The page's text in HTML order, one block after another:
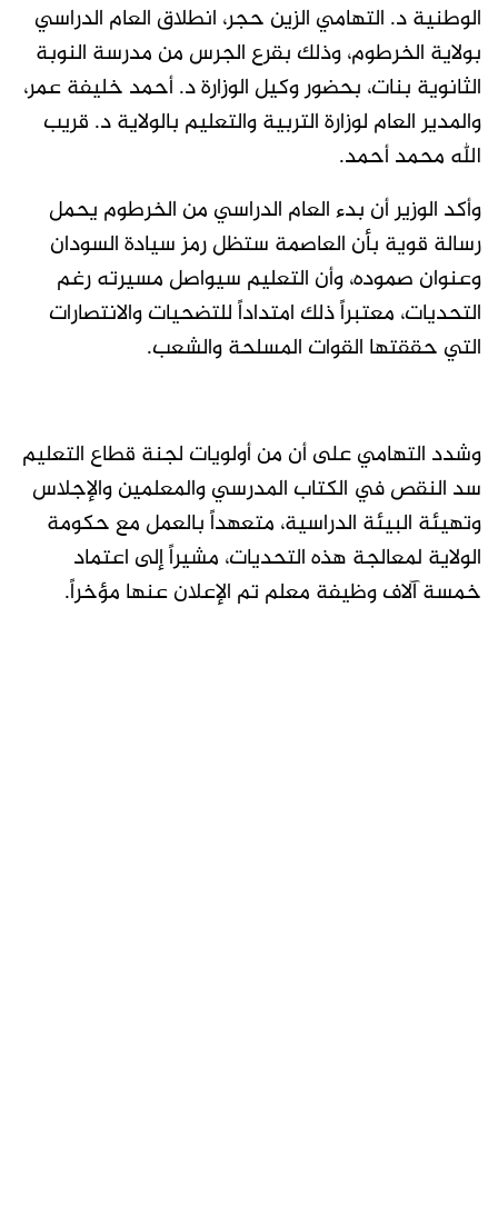
الوطنية د. التهامي الزين حجر، انطلاق العام الدراسي
بولاية الخرطوم، وذلك بقرع الجرس من مدرسة النوبة
الثانوية بنات، بحضور وكيل الوزارة د. أحمد خليفة عمر،
والمدير العام لوزارة التربية والتعليم بالولاية د. قريب
الله محمد أحمد.
وأكد الوزير أن بدء العام الدراسي من الخرطوم يحمل
رسالة قوية بأن العاصمة ستظل رمز سيادة السودان
وعنوان صموده، وأن التعليم سيواصل مسيرته رغم
التحديات، معتبراً ذلك امتداداً للتضحيات والانتصارات
التي حققتها القوات المسلحة والشعب.
وشدد التهامي على أن من أولويات لجنة قطاع التعليم
سد النقص في الكتاب المدرسي والمعلمين والإجلاس
وتهيئة البيئة الدراسية، متعهداً بالعمل مع حكومة
الولاية لمعالجة هذه التحديات، مشيراً إلى اعتماد
خمسة آلاف وظيفة معلم تم الإعلان عنها مؤخراً.